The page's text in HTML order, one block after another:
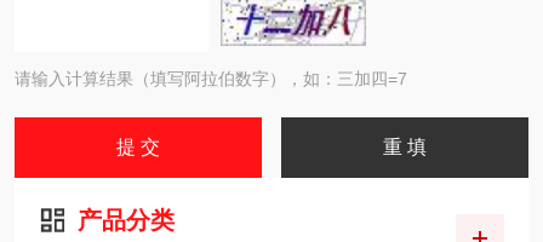
请输入计算结果（填写阿拉伯数字），如：三加四=7
产品分类